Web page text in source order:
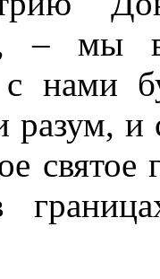
– мы
нами
разум, и